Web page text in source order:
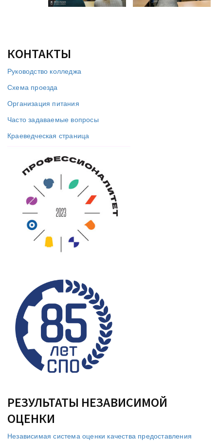
КОНТАКТЫ
Руководство колледжа
Схема проезда
Организация питания
Часто задаваемые вопросы
Краеведческая страница
РЕЗУЛЬТАТЫ НЕЗАВИСИМОЙ
ОЦЕНКИ
Независимая система оценки качества предоставления